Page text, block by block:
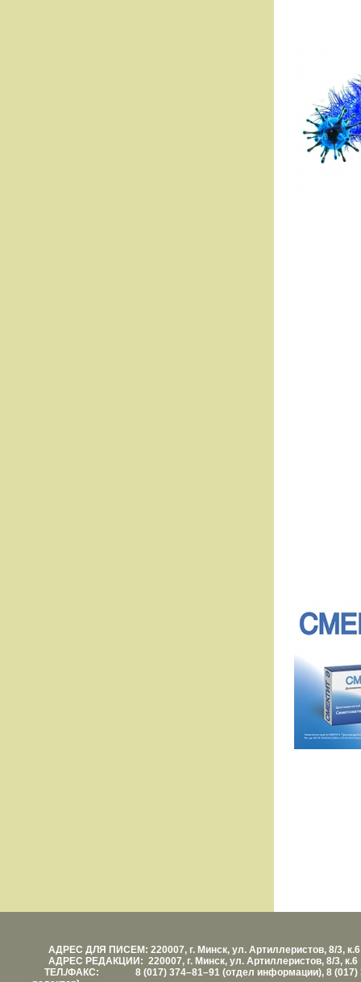
АДРЕС ДЛЯ ПИСЕМ: 220007, г. Минск, ул. Артиллеристов, 8/3, к.6
АДРЕС РЕДАКЦИИ: 220007, г. Минск, ул. Артиллеристов, 8/3, к.6
ТЕЛ./ФАКС: 8 (017) 374–81–91 (отдел информации), 8 (017)